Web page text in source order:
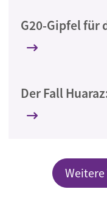
G20-Gipfel für
Der Fall